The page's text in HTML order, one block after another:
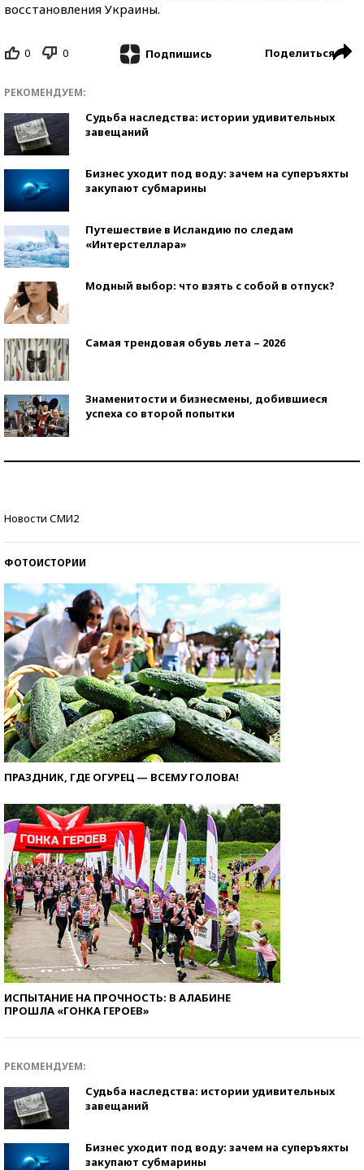
восстановления Украины.
0 0 Подпишись Поделиться
РЕКОМЕНДУЕМ:
Судьба наследства: истории удивительных
завещаний
Бизнес уходит под воду: зачем на суперъяхты
закупают субмарины
Путешествие в Исландию по следам
«Интерстеллара»
Модный выбор: что взять с собой в отпуск?
Самая трендовая обувь лета – 2026
Знаменитости и бизнесмены, добившиеся
успеха со второй попытки
Новости СМИ2
ФОТОИСТОРИИ
ПРАЗДНИК, ГДЕ ОГУРЕЦ — ВСЕМУ ГОЛОВА!
ИСПЫТАНИЕ НА ПРОЧНОСТЬ: В АЛАБИНЕ
ПРОШЛА «ГОНКА ГЕРОЕВ»
РЕКОМЕНДУЕМ:
Судьба наследства: истории удивительных
завещаний
Бизнес уходит под воду: зачем на суперъяхты
закупают субмарины